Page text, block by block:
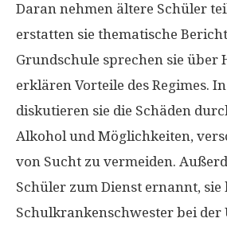
Daran nehmen ältere Schüler
erstatten sie thematische
Grundschule sprechen sie über
erklären Vorteile des Regimes.
diskutieren sie die Schäden
Alkohol und Möglichkeiten,
von Sucht zu vermeiden.
Schüler zum Dienst ernannt, sie
Schulkrankenschwester bei der